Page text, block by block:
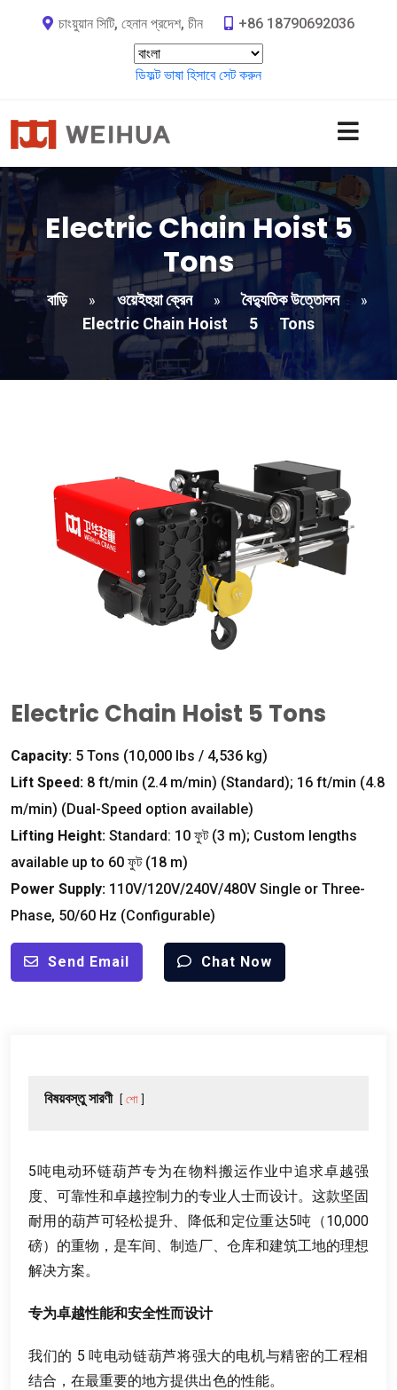
চাংয়ুয়ান সিটি, হেনান প্রদেশ, চীন +86 18790692036
ডিফল্ট ভাষা হিসাবে সেট করুন
Electric Chain Hoist5
Tons
বাড়ি » ওয়েইহুয়া ক্রেন » বৈদ্যুতিক উত্তোলন »
Electric Chain Hoist 5 Tons
Electric Chain Hoist 5 Tons
Capacity: 5 Tons (10,000 lbs / 4,536 kg)
Lift Speed: 8 ft/min (2.4 m/min) (Standard); 16 ft/min (4.8
m/min) (Dual-Speed option available)
Lifting Height: Standard: 10 ফুট (3 m); Custom lengths
available up to 60 ফুট (18 m)
Power Supply: 110V/120V/240V/480V Single or Three-
Phase, 50/60 Hz (Configurable)
Send Email Chat Now
বিষয়বস্তু সারণী শো
5吨电动环链葫芦专为在物料搬运作业中追求卓越强
度、 可靠性和卓越控制力的专业人士而设计。 这款坚固
耐用的葫芦可轻松提升、 降低和定位重达5吨（10,000
磅）的重物 ， 是车间、 制造厂、 仓库和建筑工地的理想
解决方案。
专为卓越性能和安全性而设计
我们的 5吨电动链葫芦将强大的电机与精密的工程相
结合 ， 在最重要的地方提供出色的性能。